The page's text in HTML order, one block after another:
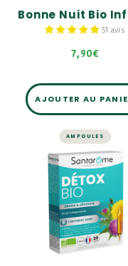
51 avis
7,90€
AJOUTER AU
AMPOULES
DÉTOX
Détox Bio - 20
ampoules
Aide à une détox
et un nettoyage de
l'organisme.
Formule complète à
de 5 plantes Bio qui